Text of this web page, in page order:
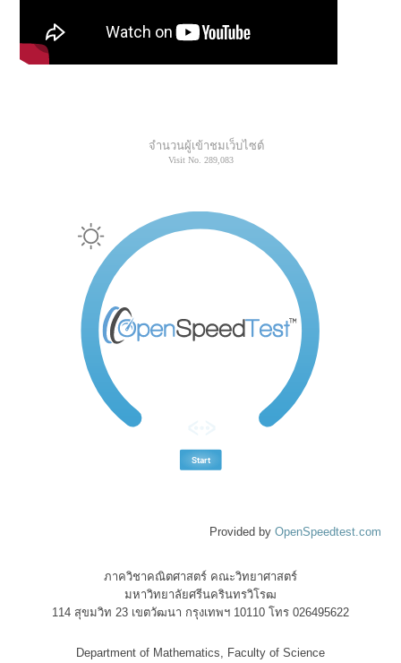
จำนวนผู้เข้าชมเว็บไซต์
Provided by OpenSpeedtest.com
ภาควิชาคณิตศาสตร์ คณะวิทยาศาสตร์
มหาวิทยาลัยศรีนครินทรวิโรฒ
114 สุขมวิท 23 เขตวัฒนา กรุงเทพฯ 10110 โทร 026495622
Department of Mathematics, Faculty of Science